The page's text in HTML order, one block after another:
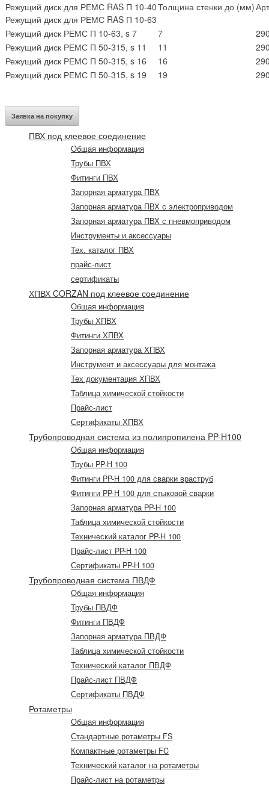
Режущий диск для РЕМС RAS П 10-40
Режущий диск для РЕМС RAS П 10-63
Толщина стенки до (мм)
Режущий диск РЕМС П 10-63, s 7 7
Режущий диск РЕМС П 50-315, s 11
11
Режущий диск РЕМС П 50-315, s 16
16
Режущий диск РЕМС П 50-315, s 19
19
Заявка на покупку
ПВХ под клеевое соединение
Общая информация
Трубы ПВХ
Фитинги ПВХ
Запорная арматура ПВХ
Запорная арматура ПВХ с электроприводом
Запорная арматура ПВХ с пневмоприводом
Инструменты и аксессуары
Тех. каталог ПВХ
прайс-лист
сертификаты
ХПВХ CORZAN под клеевое соединение
Общая информация
Трубы ХПВХ
Фитинги ХПВХ
Запорная арматура ХПВХ
Инструмент и аксессуары для монтажа
Тех документация ХПВХ
Таблица химической стойкости
Прайс-лист
Сертификаты ХПВХ
Трубопроводная система из полипропилена PP-H100
Общая информация
Трубы PP-H 100
Фитинги PP-H 100 для сварки враструб
Фитинги PP-H 100 для стыковой сварки
Запорная арматура PP-H 100
Таблица химической стойкости
Технический каталог PP-H 100
Прайс-лист PP-H 100
Сертификаты PP-H 100
Трубопроводная система ПВДФ
Общая информация
Трубы ПВДФ
Фитинги ПВДФ
Запорная арматура ПВДФ
Таблица химической стойкости
Технический каталог ПВДФ
Прайс-лист ПВДФ
Сертификаты ПВДФ
Ротаметры
Общая информация
Стандартные ротаметры FS
Компактные ротаметры FC
Технический каталог на ротаметры
Прайс-лист на ротаметры